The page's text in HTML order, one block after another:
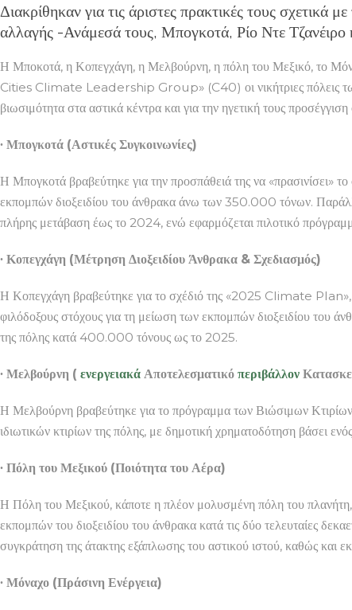
Διακρίθηκαν για τις άριστες πρακτικές τους σχετικά
αλλαγής -Ανάμεσά τους, Μπογκοτά, Ρίο Ντε Τζανέιρο
Η Μποκοτά, η Κοπεγχάγη, η Μελβούρνη, η πόλη του Μεξικό, το
Cities Climate Leadership Group» (C40) οι νικήτριες πόλεις
βιωσιμότητα στα αστικά κέντρα και για την ηγετική τους
∙ Μπογκοτά (Αστικές Συγκοινωνίες)
Η Μπογκοτά βραβεύτηκε για την προσπάθειά της να «πρασινίσει»
εκπομπών διοξειδίου του άνθρακα άνω των 350.000 τόνων.
πλήρης μετάβαση έως το 2024, ενώ εφαρμόζεται πιλοτικό
∙ Κοπεγχάγη (Μέτρηση Διοξειδίου Άνθρακα & Σχεδιασμός)
Η Κοπεγχάγη βραβεύτηκε για το σχέδιό της «2025 Climate
φιλόδοξους στόχους για τη μείωση των εκπομπών διοξειδίου του
της πόλης κατά 400.000 τόνους ως το 2025.
∙ Μελβούρνη ( ενεργειακά Αποτελεσματικό περιβάλλον
Η Μελβούρνη βραβεύτηκε για το πρόγραμμα των Βιώσιμων Κτιρίων
ιδιωτικών κτιρίων της πόλης, με δημοτική χρηματοδότηση βάσει
∙ Πόλη του Μεξικού (Ποιότητα του Αέρα)
Η Πόλη του Μεξικού, κάποτε η πλέον μολυσμένη πόλη του
εκπομπών του διοξειδίου του άνθρακα κατά τις δύο τελευταίες
συγκράτηση της άτακτης εξάπλωσης του αστικού ιστού, καθώς και
∙ Μόναχο (Πράσινη Ενέργεια)